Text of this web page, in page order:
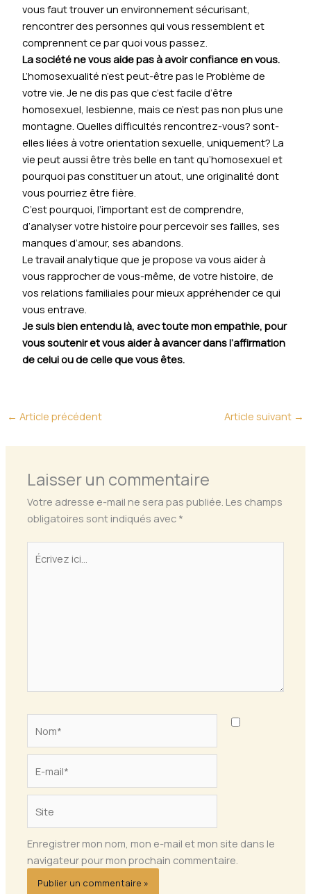
vous faut trouver un environnement sécurisant,
rencontrer des personnes qui vous ressemblent et
comprennent ce par quoi vous passez.
La société ne vous aide pas à avoir confiance en vous.
L’homosexualité n’est peut-être pas le Problème de
votre vie. Je ne dis pas que c’est facile d’être
homosexuel, lesbienne, mais ce n’est pas non plus une
montagne. Quelles difficultés rencontrez-vous? sont-
elles liées à votre orientation sexuelle, uniquement? La
vie peut aussi être très belle en tant qu’homosexuel et
pourquoi pas constituer un atout, une originalité dont
vous pourriez être fière.
C’est pourquoi, l’important est de comprendre,
d’analyser votre histoire pour percevoir ses failles, ses
manques d’amour, ses abandons.
Le travail analytique que je propose va vous aider à
vous rapprocher de vous-même, de votre histoire, de
vos relations familiales pour mieux appréhender ce qui
vous entrave.
Je suis bien entendu là, avec toute mon empathie, pour
vous soutenir et vous aider à avancer dans l’affirmation
de celui ou de celle que vous êtes.
← Article précédent Article suivant →
Laisser un commentaire
Votre adresse e-mail ne sera pas publiée. Les champs
obligatoires sont indiqués avec *
Écrivez
ici…
mail*
Enregistrer mon nom, mon e-mail et mon site dans le
navigateur pour mon prochain commentaire.